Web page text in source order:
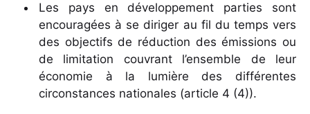
Les pays en développement parties sont
encouragées à se diriger au fil du temps vers
des objectifs de réduction des émissions ou
de limitation couvrant l’ensemble de leur
économie à la lumière des différentes
circonstances nationales (article 4 (4)).